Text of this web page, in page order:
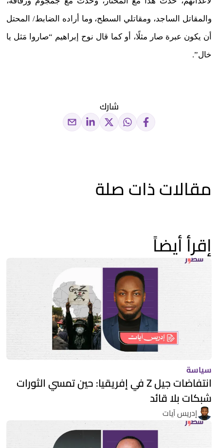
والمقاتل الساجد، ومقاتلي السطح، وما أراده الضابط/ المحتل
أن يكون عبرة صار مثلًا، أو كما قال نوح إبراهيم “صاروا مَثل يا
خال”.
شارك
مقالات ذات صلة
إقرأ أيضاً
سياسة
انتفاضات جيل Z في إفريقيا: حين تمسي الثورات
شبكات بلا قائد
إدريس آيات